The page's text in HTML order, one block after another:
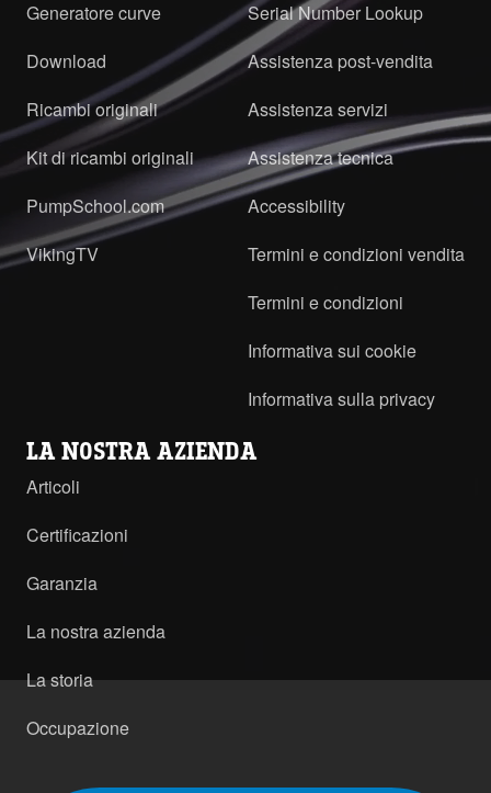
Generatore curve
Download
Ricambi originali
Kit di ricambi originali
PumpSchool.com
VikingTV
Serial Number Lookup
Assistenza post-vendita
Assistenza servizi
Assistenza tecnica
Accessibility
Termini e condizioni vendita
Termini e condizioni
Informativa sui cookie
Informativa sulla privacy
LA NOSTRA AZIENDA
Articoli
Certificazioni
Garanzia
La nostra azienda
La storia
Occupazione